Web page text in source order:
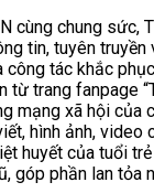
cùng chung sức,
tin, tuyên truyền
tác khắc
từ trang fanpage
mạng xã hội của
hình ảnh, video
huyết của tuổi
góp phần lan tỏa